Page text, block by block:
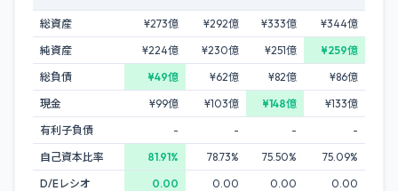
総資産 ¥273億 ¥292億 ¥333億
¥344億
純資産
¥224億 ¥230億 ¥251億
¥259億
総負債
¥49億 ¥62億 ¥82億
¥86億
現金
¥99億 ¥103億 ¥148億
¥133億
有利子負債
- - -
-
自己資本比率
81.91% 78.73% 75.50%
75.09%
D/Eレシオ
0.00 0.00 0.00 0.00